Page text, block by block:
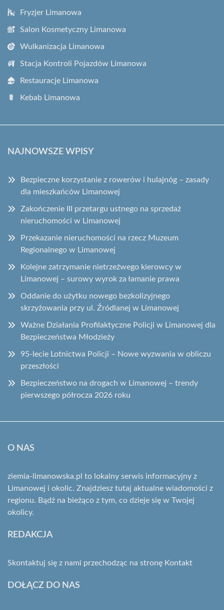
Fryzjer Limanowa
Salon Kosmetyczny Limanowa
Wulkanizacja Limanowa
Stacja Kontroli Pojazdów Limanowa
Restauracje Limanowa
Kebab Limanowa
NAJNOWSZE WPISY
Bezpieczne korzystanie z rowerów i hulajnóg – zasady
dla mieszkańców Limanowej
Zakończenie III przetargu ustnego na sprzedaż
nieruchomości w Limanowej
Przekazanie nieruchomości na rzecz Muzeum
Regionalnego w Limanowej
Kolejne zatrzymanie nietrzeźwego kierowcy w
Limanowej – surowy wyrok za łamanie prawa
Oddanie do użytku nowego bezkolizyjnego
skrzyżowania przy ul. Źródlanej w Limanowej
Ważne Działania Profilaktyczne Policji w Limanowej dla
Bezpieczeństwa Młodzieży
95-lecie Lotnictwa Policji – Nowe wyzwania w obliczu
przeszłości
Bezpieczeństwo na drogach w Limanowej – trendy
pierwszego półrocza 2026 roku
O NAS
ziemia-limanowska.pl to lokalny serwis informacyjny z
Limanowej i okolic. Znajdziesz tutaj aktualne wiadomości z
regionu. Bądź na bieżąco z tym, co dzieje się w Twojej
okolicy.
REDAKCJA
Skontaktuj się z nami przechodząc na stronę Kontakt
DOŁĄCZ DO NAS